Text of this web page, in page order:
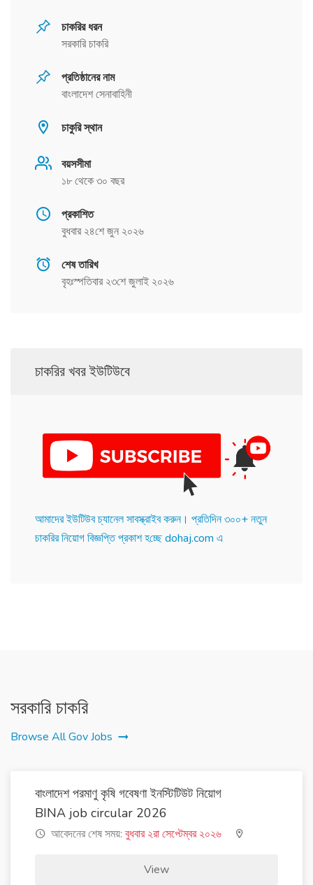
চাকরির ধরন
সরকারি চাকরি
প্রতিষ্ঠানের নাম
বাংলাদেশ সেনাবাহিনী
চাকুরি স্থান
বয়সসীমা
১৮ থেকে ৩০ বছর
প্রকাশিত
বুধবার ২৪শে জুন ২০২৬
শেষ তারিখ
বৃহঃস্পতিবার ২৩শে জুলাই ২০২৬
চাকরির খবর ইউটিউবে
আমাদের ইউটিউব চ্যানেল সাবস্ক্রাইব করুন। প্র‌তি‌দিন ৩০০+ নতুন
চাকরির নিয়োগ বিজ্ঞপ্তি প্রকাশ হ‌চ্ছে dohaj.com এ
সরকারি চাকরি
Browse All Gov Jobs
বাংলাদেশ পরমাণু কৃষি গবেষণা ইনস্টিটিউট নিয়োগ
BINA job circular 2026
আবেদনের শেষ সময়: বুধবার ২রা সেপ্টেম্বর ২০২৬
View